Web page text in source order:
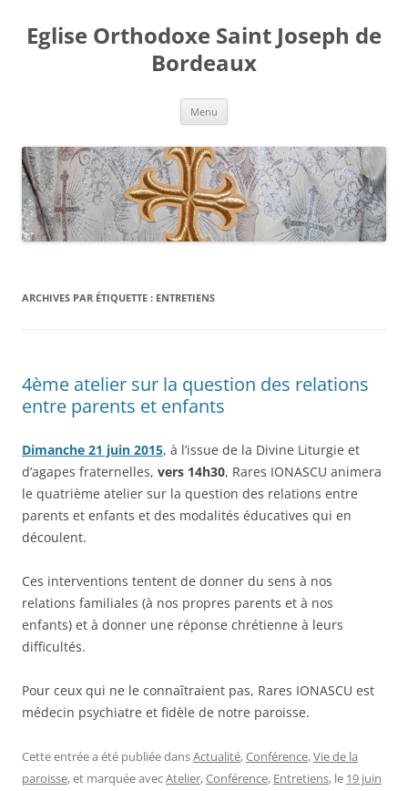
contenu
Eglise Orthodoxe Saint Joseph de
Bordeaux
Menu
ARCHIVES PAR ÉTIQUETTE : ENTRETIENS
4ème atelier sur la question des relations
entre parents et enfants
Dimanche 21 juin 2015, à l’issue de la Divine Liturgie et
d’agapes fraternelles, vers 14h30, Rares IONASCU animera
le quatrième atelier sur la question des relations entre
parents et enfants et des modalités éducatives qui en
découlent.
Ces interventions tentent de donner du sens à nos
relations familiales (à nos propres parents et à nos
enfants) et à donner une réponse chrétienne à leurs
difficultés.
Pour ceux qui ne le connaîtraient pas, Rares IONASCU est
médecin psychiatre et fidèle de notre paroisse.
Cette entrée a été publiée dansActualité,Conférence,Vie de la
paroisse, et marquée avecAtelier,Conférence, Entretiens, le 19 juin